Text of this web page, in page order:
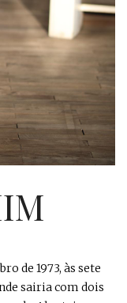
de 1973, às sete
sairia com dois